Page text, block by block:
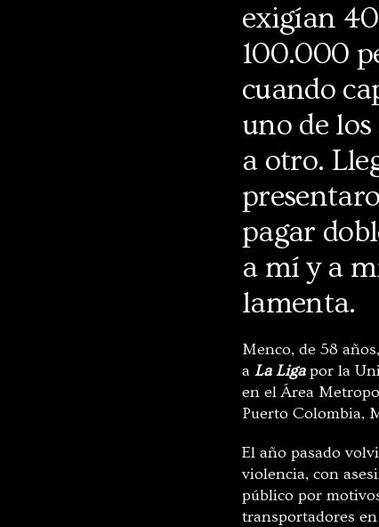
exigían
100.000
cuando
uno de
a otro.
pagar
a mí y a
lamenta.
Menco, de 58
a La Ligapor la
en el Área
Puerto Colombia,
El año pasado
violencia, con
público por
transportadores